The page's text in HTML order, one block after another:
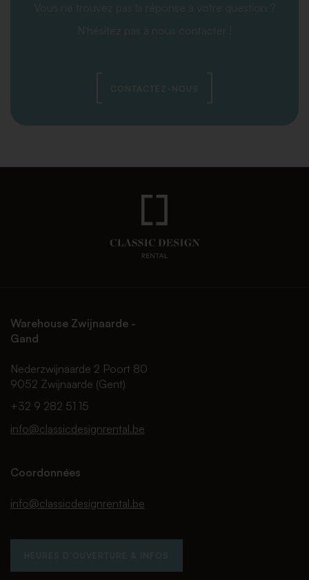
Vous ne trouvez pas la réponse à votre question ?
N'hésitez pas à nous contacter !
CONTACTEZ-NOUS
Warehouse Zwijnaarde -
Gand
Nederzwijnaarde 2 Poort 80
9052 Zwijnaarde (Gent)
+32 9 282 51 15
info@classicdesignrental.be
Coordonnées
info@classicdesignrental.be
HEURES D'OUVERTURE & INFOS